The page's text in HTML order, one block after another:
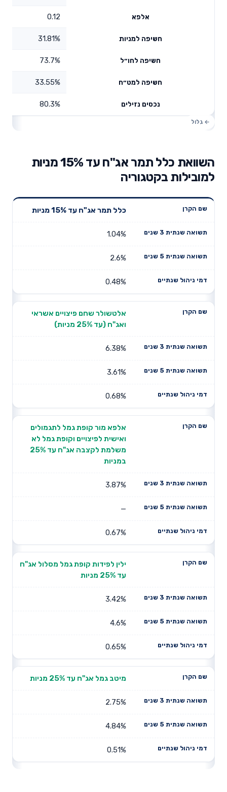
אלפא 0.12
חשיפה למניות 31.81%
חשיפה לחו״ל 73.7%
חשיפה למט״ח 33.55%
נכסים נזילים 80.3%
השוואת כלל תמר אג"ח עד 15% מניות
למובילות בקטגוריה
שנים
תשואה
דמי ניהול
כלל תמר אג"ח עד 15% מניות
1.04%
2.6%
0.48%
אלטשולר שחם פיצויים אשראי
ואג"ח (עד 25% מניות)
6.38%
3.61%
0.68%
אלפא מור קופת גמל לתגמולים
ואישית לפיצויים וקופת גמל לא
משלמת לקצבה אג"ח עד 25%
במניות
3.87%
—
0.67%
ילין לפידות קופת גמל מסלול אג"ח
עד 25% מניות
3.42%
4.6%
0.65%
מיטב גמל אג"ח עד 25% מניות
2.75%
4.84%
0.51%